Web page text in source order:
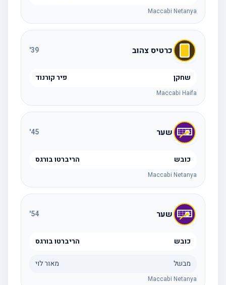
Maccabi Netanya
כרטיס צהוב 39
'
שחקן פיר קורנוד
Maccabi Haifa
שער 45
'
כובש הריברטו בורגס
Maccabi Netanya
שער 54
'
כובש הריברטו בורגס
מבשל מאור לוי
Maccabi Netanya